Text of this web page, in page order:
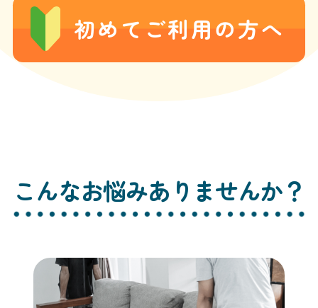
初めてご利用の方へ
こんなお悩みありませんか？